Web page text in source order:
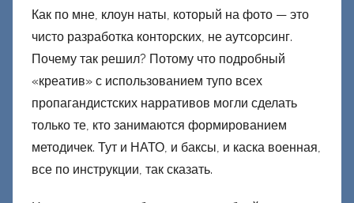
Как по мне, клоун наты, который на фото — это
чисто разработка конторских, не аутсорсинг.
Почему так решил? Потому что подробный
«креатив» с использованием тупо всех
пропагандистских нарративов могли сделать
только те, кто занимаются формированием
методичек. Тут и НАТО, и баксы, и каска военная,
все по инструкции, так сказать.